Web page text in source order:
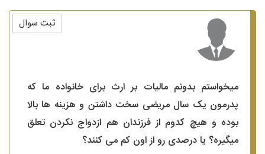
میخواستم بدونم مالیات بر ارث برای خانواده ما که
پدرمون یک سال مریضی سخت داشتن و هزینه ها بالا
بوده و هیچ کدوم از فرزندان هم ازدواج نکردن تعلق
میگیره؟ یا درصدی رو از اون کم می کنند؟
ثبت سوال